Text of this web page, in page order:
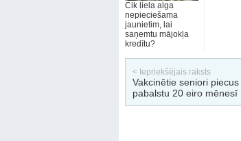
Cik liela alga
nepieciešama
jaunietim, lai
saņemtu mājokļa
kredītu?
< Iepriekšējais raksts
Vakcinētie seniori
pabalstu 20 eiro mēnesī